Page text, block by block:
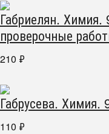
Габриелян.
проверочные
210 ₽
Габрусева. Химия.
110 ₽